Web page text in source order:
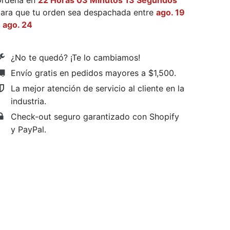
que tu orden sea despachada entre ago. 19
ago. 24
¿No te quedó? ¡Te lo cambiamos!
Envío gratis en pedidos mayores a $1,500.
La mejor atención de servicio al cliente en la
industria.
Check-out seguro garantizado con Shopify
y PayPal.